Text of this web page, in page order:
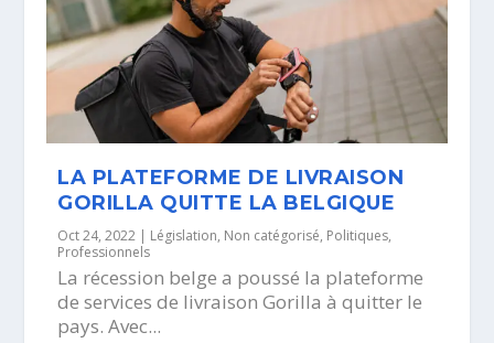
LA PLATEFORME DE LIVRAISON
GORILLA QUITTE LA BELGIQUE
Oct 24, 2022 | Législation, Non catégorisé, Politiques,
Professionnels
La récession belge a poussé la plateforme
de services de livraison Gorilla à quitter le
pays. Avec...